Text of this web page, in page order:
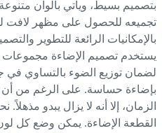
بسيط، ويأتي بألوان متنوعة،
للحصول على مظهر لافت
الرائعة للتطوير
تصميم الإضاءة مجموعات من
توزيع الضوء بالتساوي في
حساسة. على الرغم من أن
إلا أنه لا يزال يبدو مذهلاً.
الإضاءة. يمكن وضع كل لون